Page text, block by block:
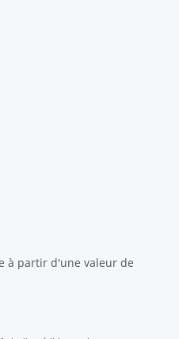
à partir d'une valeur de